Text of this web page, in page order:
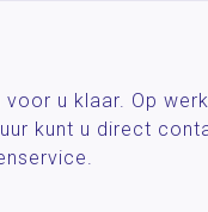
u klaar. Op
kunt u direct